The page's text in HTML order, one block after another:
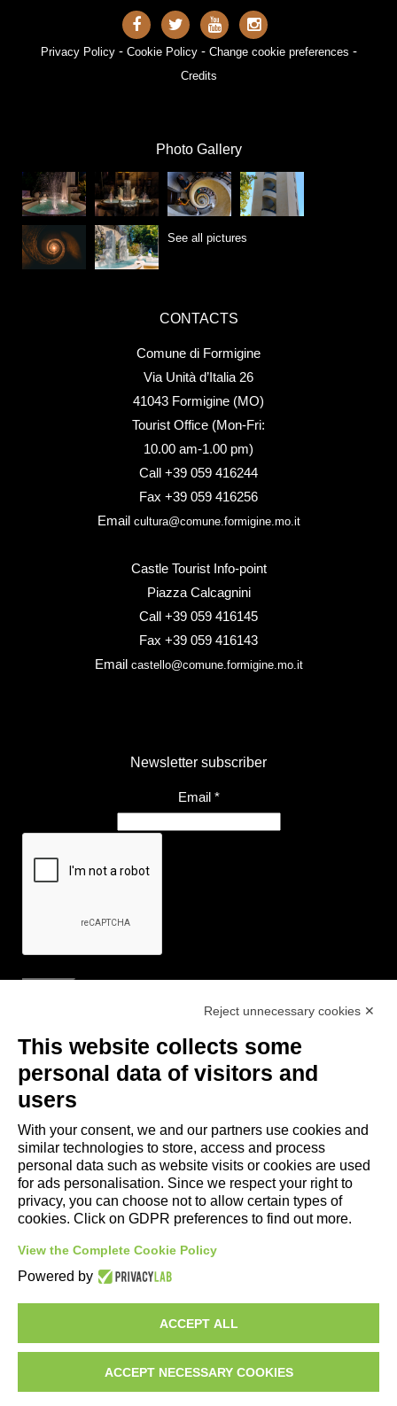
Privacy Policy- Cookie Policy- Change cookie preferences -
Credits
Photo Gallery
See all pictures
CONTACTS
Comune di Formigine
Via Unità d’Italia 26
41043 Formigine (MO)
Tourist Office (Mon-Fri:
10.00 am-1.00 pm)
Call +39 059 416244
Fax +39 059 416256
Email cultura@comune.formigine.mo.it
Castle Tourist Info-point
Piazza Calcagnini
Call +39 059 416145
Fax +39 059 416143
Email castello@comune.formigine.mo.it
Newsletter subscriber
Email *
- Tourist Information and Hospitality Office of Maranello, Fiorano M.,
- Local pubblic transports
- Trenitalia
Apps download
- Maranello e Dintorni App for iPhone
Reject unnecessary cookies ✕
This website collects some
personal data of visitors and
users
With your consent, we and our partners use cookies and
similar technologies to store, access and process
personal data such as website visits or cookies are used
for ads personalisation. Since we respect your right to
privacy, you can choose not to allow certain types of
cookies. Click on GDPR preferences to find out more.
View the Complete Cookie Policy
Powered by
ACCEPT ALL
ACCEPT NECESSARY COOKIES